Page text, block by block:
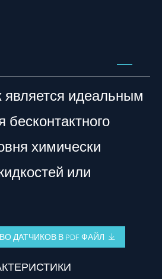
является идеальным
химически
или
ДАТЧИКОВ В PDF ФАЙЛ